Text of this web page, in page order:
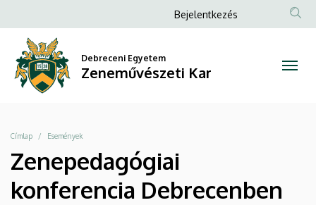
konferencia
Debrecenben
Zeneművészeti
Kar
a
tartalomra
Anonim
menüje
Bejelentkezés
Debreceni Egyetem
Zeneművészeti Kar
Morzsa
Címlap Események
Zenepedagógiai
konferencia Debrecenben